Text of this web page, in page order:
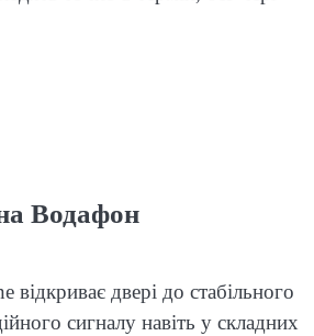
Водафон
відкриває двері до стабільного
сигналу навіть у складних